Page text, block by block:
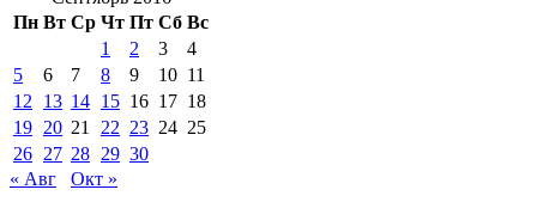
Пн Вт Ср Чт Пт Сб Вс
1
2 3
4
5
6 7 8 9 10 11
12
13 14 15 16 17 18
19 20 21 22 23 24 25
26 27 28 29 30
« Авг
Окт »